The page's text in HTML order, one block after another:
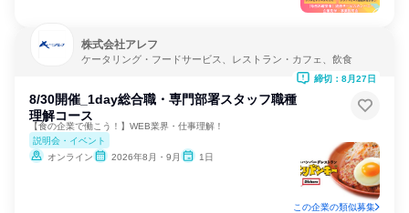
株式会社アレフ
ケータリング・フードサービス、レストラン・カフェ、飲食
8/30開催_1day総合職・専門部署スタッフ職種
理解コース
【食の企業で働こう！】WEB業界・仕事理解！
説明会・イベント
オンライン
2026年8月・9月 1日
締切：8月27日
この企業の類似募集